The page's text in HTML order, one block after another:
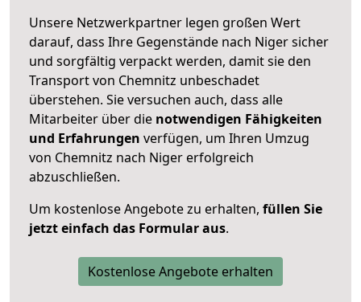
Unsere Netzwerkpartner legen großen Wert
darauf, dass Ihre Gegenstände nach Niger sicher
und sorgfältig verpackt werden, damit sie den
Transport von Chemnitz unbeschadet
überstehen. Sie versuchen auch, dass alle
Mitarbeiter über die notwendigen Fähigkeiten
und Erfahrungen verfügen, um Ihren Umzug
von Chemnitz nach Niger erfolgreich
abzuschließen.
Um kostenlose Angebote zu erhalten, füllen Sie
jetzt einfach das Formular aus.
Kostenlose Angebote erhalten